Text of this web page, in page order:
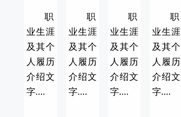
职
业生涯
及其个
人履历
介绍文
字....
职
业生涯
及其个
人履历
介绍文
字....
职
业生涯
及其个
人履历
介绍文
字....
职
业生涯
及其个
人履历
介绍文
字....